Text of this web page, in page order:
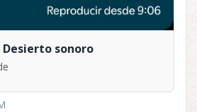
sonoro